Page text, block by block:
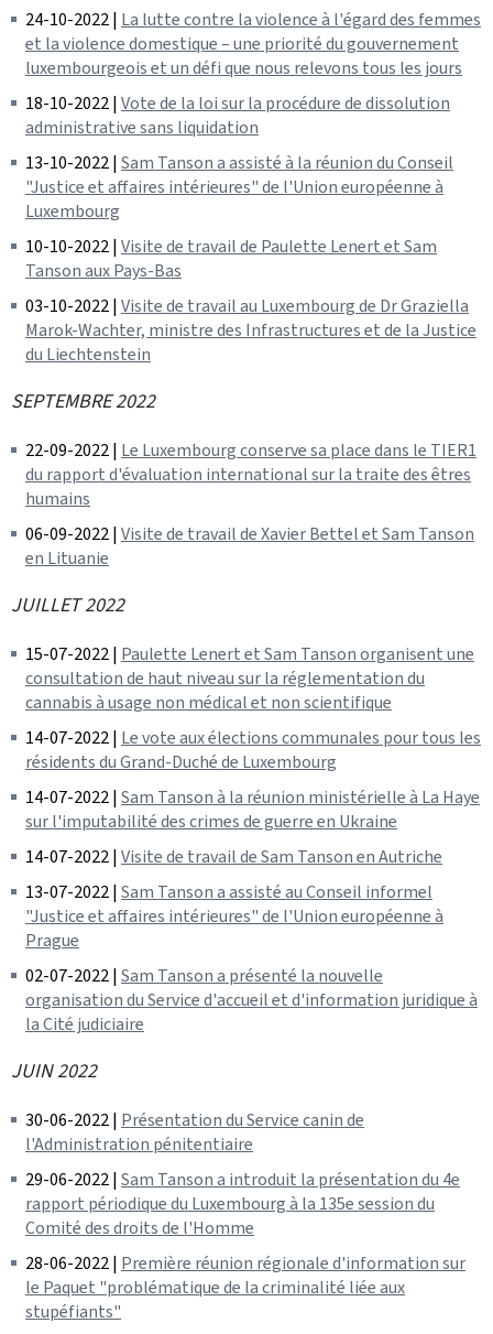
24-10-2022 | La lutte contre la violence à l'égard des femmes
et la violence domestique – une priorité du gouvernement
luxembourgeois et un défi que nous relevons tous les jours
18-10-2022 |Vote de la loi sur la procédure de dissolution
administrative sans liquidation
13-10-2022 |Sam Tanson a assisté à la réunion du Conseil
"Justice et affaires intérieures" de l'Union européenne à
Luxembourg
10-10-2022 |Visite de travail de Paulette Lenert et Sam
Tanson aux Pays-Bas
03-10-2022 |Visite de travail au Luxembourg de Dr Graziella
Marok-Wachter, ministre des Infrastructures et de la Justice
du Liechtenstein
SEPTEMBRE 2022
22-09-2022 | Le Luxembourg conserve sa place dans le TIER1
du rapport d'évaluation international sur la traite des êtres
humains
06-09-2022 |Visite de travail de Xavier Bettel et Sam Tanson
en Lituanie
JUILLET 2022
15-07-2022 | Paulette Lenert et Sam Tanson organisent une
consultation de haut niveau sur la réglementation du
cannabis à usage non médical et non scientifique
14-07-2022 | Le vote aux élections communales pour tous les
résidents du Grand-Duché de Luxembourg
14-07-2022 |Sam Tanson à la réunion ministérielle à La Haye
sur l'imputabilité des crimes de guerre en Ukraine
14-07-2022 |Visite de travail de Sam Tanson en Autriche
13-07-2022 |Sam Tanson a assisté au Conseil informel
"Justice et affaires intérieures" de l'Union européenne à
Prague
02-07-2022 |Sam Tanson a présenté la nouvelle
organisation du Service d'accueil et d'information juridique à
la Cité judiciaire
JUIN 2022
30-06-2022 | Présentation du Service canin de
l'Administration pénitentiaire
29-06-2022 |Sam Tanson a introduit la présentation du 4e
rapport périodique du Luxembourg à la 135e session du
Comité des droits de l'Homme
28-06-2022 | Première réunion régionale d'information sur
le Paquet "problématique de la criminalité liée aux
stupéfiants"